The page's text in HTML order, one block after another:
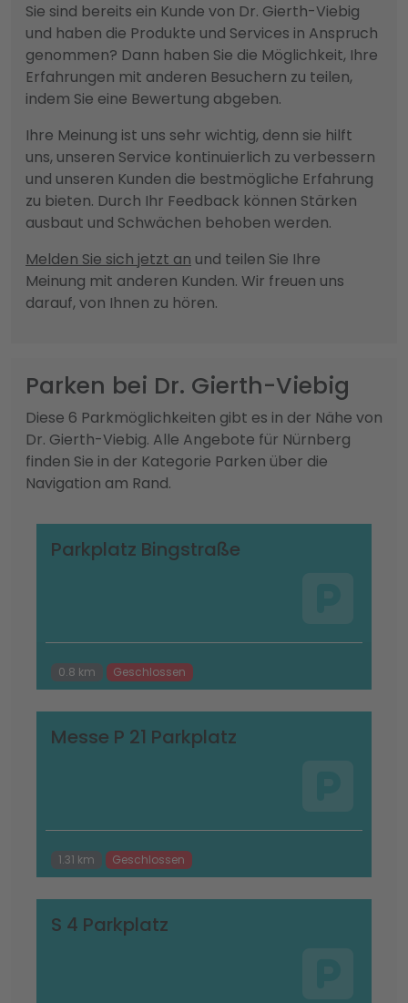
Sie sind bereits ein Kunde von Dr. Gierth-Viebig
und haben die Produkte und Services in Anspruch
genommen? Dann haben Sie die Möglichkeit, Ihre
Erfahrungen mit anderen Besuchern zu teilen,
indem Sie eine Bewertung abgeben.
Ihre Meinung ist uns sehr wichtig, denn sie hilft
uns, unseren Service kontinuierlich zu verbessern
und unseren Kunden die bestmögliche Erfahrung
zu bieten. Durch Ihr Feedback können Stärken
ausbaut und Schwächen behoben werden.
Melden Sie sich jetzt an und teilen Sie Ihre
Meinung mit anderen Kunden. Wir freuen uns
darauf, von Ihnen zu hören.
Parken bei Dr. Gierth-Viebig
Diese 6 Parkmöglichkeiten gibt es in der Nähe von
Dr. Gierth-Viebig. Alle Angebote für Nürnberg
finden Sie in der Kategorie Parken über die
Navigation am Rand.
Parkplatz Bingstraße
0.8 km Geschlossen
Messe P 21 Parkplatz
1.31 km Geschlossen
S 4 Parkplatz